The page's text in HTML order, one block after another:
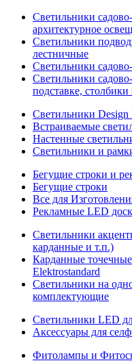
Светильники
архитектурное
Светильники
лестничные
Светильники
Светильники
подставке,
Светильники Design
Встраиваемые
Настенные
Светильники и
Бегущие строки и
Бегущие строки
Все для
Рекламные LED
Светильники
карданные и т.п.)
Карданные
Elektrostandard
Светильники на
комплектующие
Светильники LED
Аксессуары для
Фитолампы и